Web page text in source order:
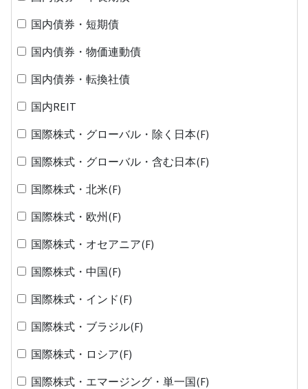
国内債券・短期債
国内債券・物価連動債
国内債券・転換社債
国内REIT
国際株式・グローバル・除く日本(F)
国際株式・グローバル・含む日本(F)
国際株式・北米(F)
国際株式・欧州(F)
国際株式・オセアニア(F)
国際株式・中国(F)
国際株式・インド(F)
国際株式・ブラジル(F)
国際株式・ロシア(F)
国際株式・エマージング・単一国(F)